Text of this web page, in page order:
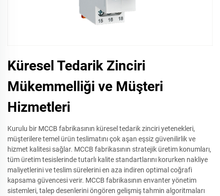
Küresel Tedarik Zinciri
Mükemmelliği ve Müşteri
Hizmetleri
Kurulu bir MCCB fabrikasının küresel tedarik zinciri yetenekleri,
müşterilere temel ürün teslimatını çok aşan eşsiz güvenilirlik ve
hizmet kalitesi sağlar. MCCB fabrikasının stratejik üretim konumları,
tüm üretim tesislerinde tutarlı kalite standartlarını korurken nakliye
maliyetlerini ve teslim sürelerini en aza indiren optimal coğrafi
kapsama güvencesi verir. MCCB fabrikasının envanter yönetim
sistemleri, talep desenlerini öngören gelişmiş tahmin algoritmaları